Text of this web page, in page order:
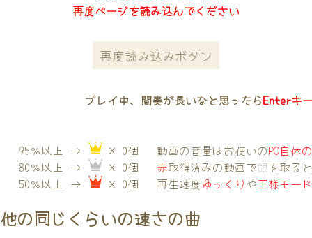
再度ページを読み込んでください
再度読み込みボタン
プレイ中、間奏が長いなと思ったらEnterキ
95％以上 →
× 0個
80％以上 →
× 0個
50％以上 →
× 0個
動画の音量はお使いのPC自体
赤取得済みの動画で銀を取る
再生速度ゆっくりや王様モー
他の同じくらいの速さの曲